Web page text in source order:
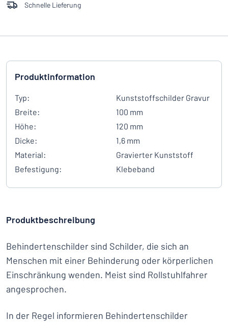
Schnelle Lieferung
Produktinformation
Typ:
Kunststoffschilder Gravur
Breite:
100 mm
Höhe:
120 mm
Dicke:
1,6 mm
Material:
Gravierter Kunststoff
Befestigung:
Klebeband
Produktbeschreibung
Behindertenschilder sind Schilder, die sich an
Menschen mit einer Behinderung oder körperlichen
Einschränkung wenden. Meist sind Rollstuhlfahrer
angesprochen.
In der Regel informieren Behindertenschilder